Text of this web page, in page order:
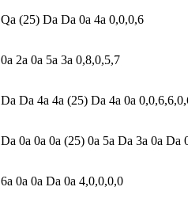
Qa (25) Da Da 0a 4a 0,0,0,6
0a 2a 0a 5a 3a 0,8,0,5,7
Da Da 4a 4a (25) Da 4a 0a
Da 0a 0a 0a (25) 0a 5a Da 3a 0a Da
6a 0a 0a Da 0a 4,0,0,0,0